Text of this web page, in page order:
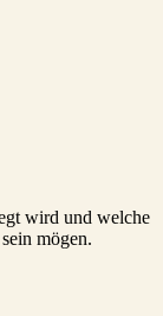
wird und welche
mögen.